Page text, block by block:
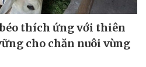
thích ứng với thiên
cho chăn nuôi vùng